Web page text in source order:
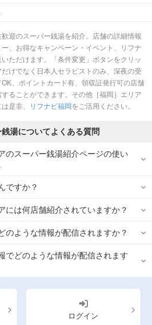
迎のスーパー銭湯を紹介。店舗の詳細情報
、お得なキャンペーン・イベント、リフナ
ただけます。「条件変更」ボタンをクリッ
けでなく日本人セラピストのみ、深夜の受
、ポイントカード有、領収証発行可の店舗
ることができます。その他［福岡］エリア
是非、
リフナビ福岡 をご活用ください。
湯についてよくある質問
のスーパー銭湯紹介ページの使い
ですか？
には何店舗紹介されていますか？
のような情報が配信されますか？
でどのような情報が配信されます
ログイン